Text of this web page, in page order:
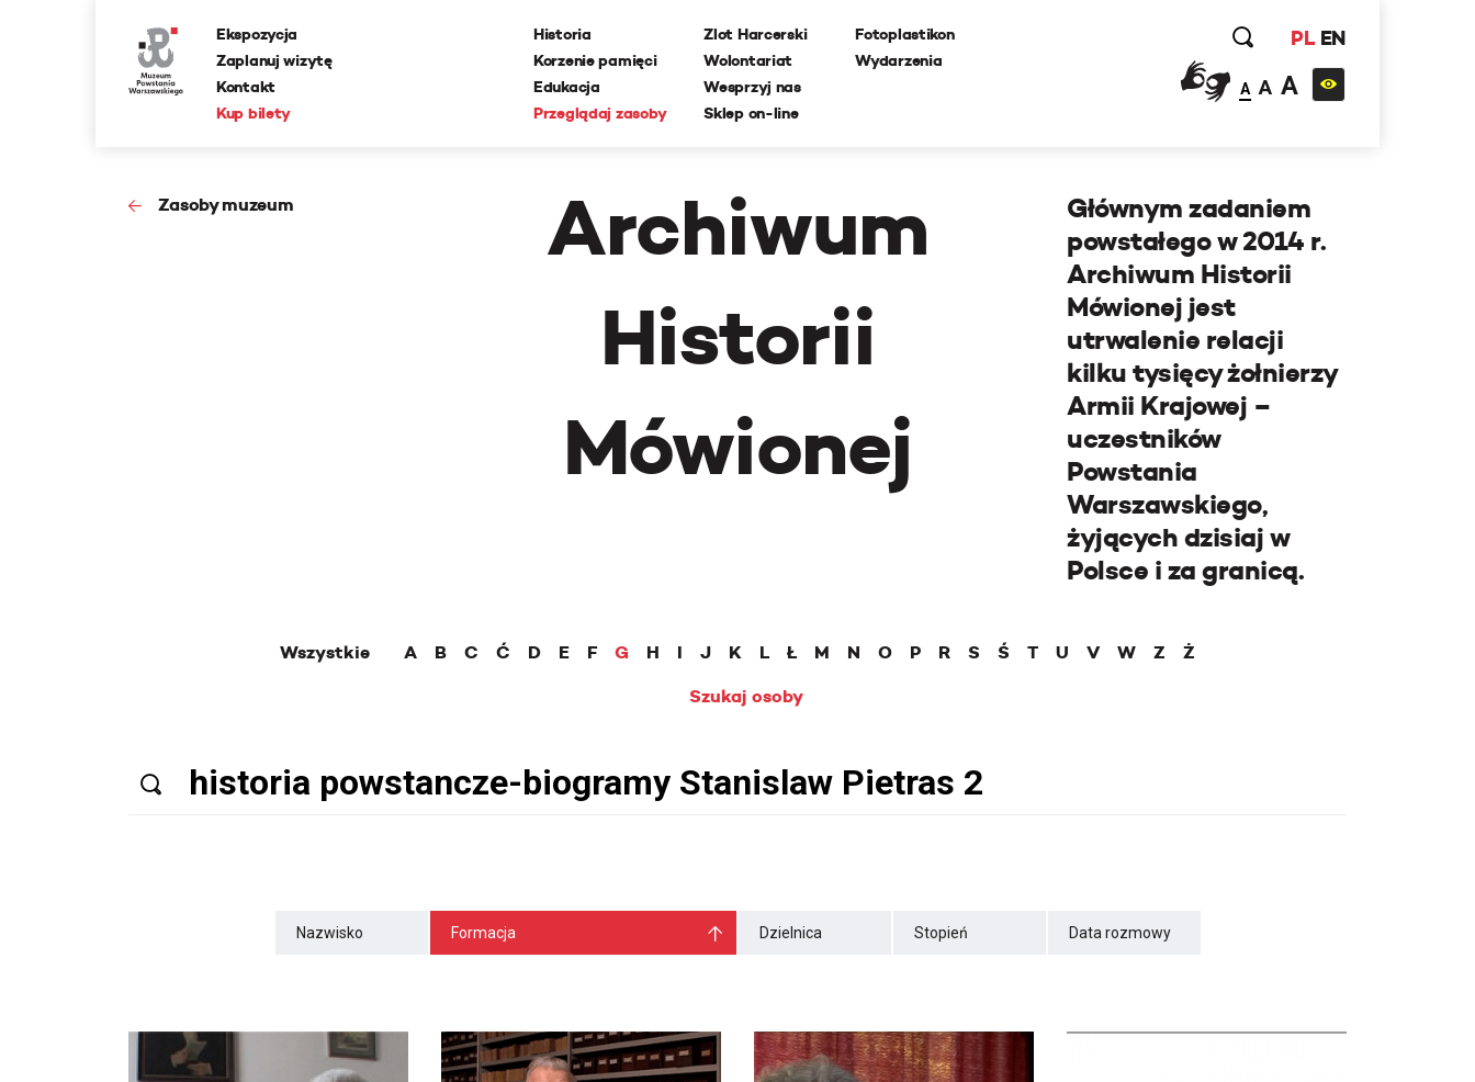
Ekspozycja
Zaplanuj wizytę
Kontakt
Kup bilety
Historia
Korzenie pamięci
Edukacja
Przeglądaj zasoby
Zlot Harcerski
Wolontariat
Wesprzyj nas
Sklep on-line
Fotoplastikon
Wydarzenia
PL EN
A A A
Zasoby muzeum
Archiwum
Historii
Mówionej
Głównym zadaniem
powstałego w 2014 r.
Archiwum Historii
Mówionej jest
utrwalenie relacji
kilku tysięcy żołnierzy
Armii Krajowej –
uczestników
Powstania
Warszawskiego,
żyjących dzisiaj w
Polsce i za granicą.
Wszystkie A B C Ć D E F G H I J K L Ł M N O P R S Ś T U V W Z
Ż
Szukaj osoby
Nazwisko Formacja Dzielnica Stopień Data rozmowy